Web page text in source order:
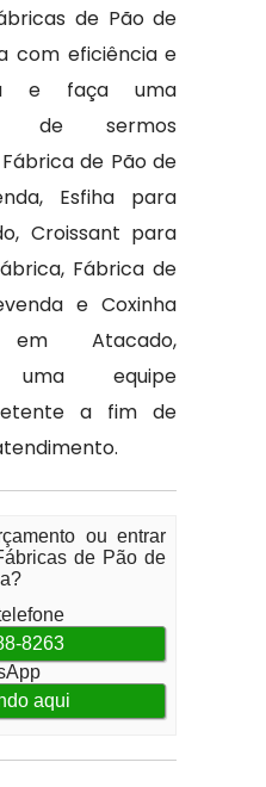
de Pão de
com eficiência e
e faça uma
de sermos
de Pão de
Esfiha para
Croissant para
Fábrica de
e Coxinha
Atacado,
uma equipe
a fim de
ou entrar
de Pão de
8263
aqui